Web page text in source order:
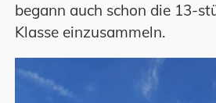
begann auch schon die 13-
Klasse einzusammeln.